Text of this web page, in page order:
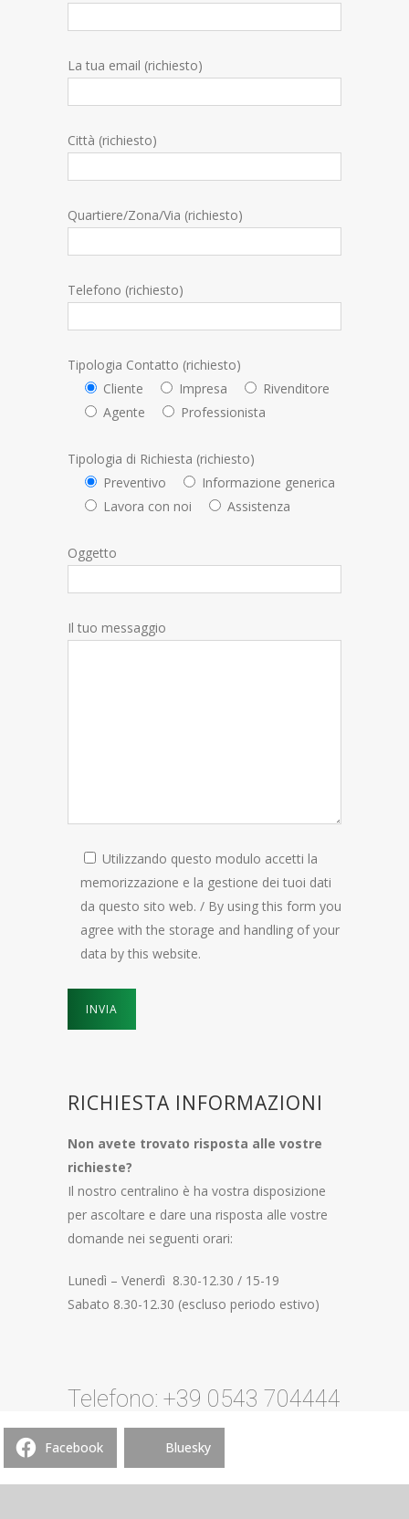
La tua email (richiesto)
Città (richiesto)
Quartiere/Zona/Via (richiesto)
Telefono (richiesto)
Tipologia Contatto (richiesto)
Cliente
Impresa
Rivenditore
Agente
Professionista
Tipologia di Richiesta (richiesto)
Preventivo
Informazione generica
Lavora con noi
Assistenza
Oggetto
Il tuo messaggio
Utilizzando questo modulo accetti la
memorizzazione e la gestione dei tuoi dati
da questo sito web. / By using this form you
agree with the storage and handling of your
data by this website.
RICHIESTA INFORMAZIONI
Non avete trovato risposta alle vostre
richieste?
Il nostro centralino è ha vostra disposizione
per ascoltare e dare una risposta alle vostre
domande nei seguenti orari:
Lunedì – Venerdì 8.30-12.30 / 15-19
Sabato 8.30-12.30 (escluso periodo estivo)
Telefono: +39 0543 704444
Facebook Bluesky